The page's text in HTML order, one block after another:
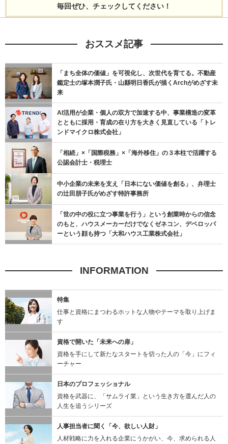
毎回ぜひ、チェックしてください！
おススメ記事
「まち全体の価値」を可視化し、次世代を育てる。不動産
鑑定士の塚本潤子氏・山縣明日香氏が描くArchがめざす未
来
AI活用が企業・個人の双方で加速する中、事業構造の変革
とともに採用・育成の在り方を大きく見直している「トレ
ンドマイクロ株式会社」
「相続」×「国際税務」×「海外移住」の３本柱で活躍する
公認会計士・税理士
中小企業の未来を支え「日本にない価値を創る」、弁理士
の辻󠄀田朋子氏がめざす特許事務所
「世の中の役に立つ事業を行う」という創業時からの信念
のもと、ハウスメーカーだけでなくゼネコン、デベロッパ
ーという顔も持つ「大和ハウス工業株式会社」
INFORMATION
特集
仕事と資格にまつわるホットな人物やテーマを取り上げま
す
資格で開いた「未来への扉」
資格を手にして新たなスタートを切った人の「今」にフィ
ーチャー
日本のプロフェッショナル
資格を武器に、「サムライ業」という生き方を選んだ人の
人生を追うシリーズ
人事担当者に聞く
「今、欲しい人財」
人材戦略に力を入れる企業にうかがい、今、求められる人